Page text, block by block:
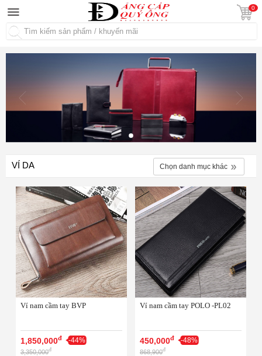
Tìm kiếm
0
VÍ DA Chọn danh mục khác
Ví nam cầm tay BVP
1,850,000đ -44%
3,350,000đ
Ví nam cầm tay POLO -PL02
450,000đ -48%
868,900đ